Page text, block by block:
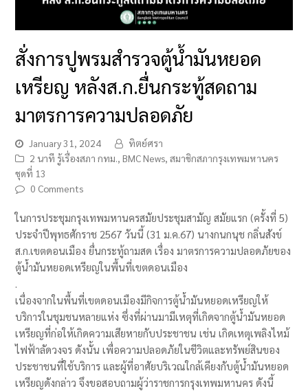
สั่งการปูพรมสำรวจตู้น้ำมันหยอด
เหรียญ หลังส.ก.ยื่นกระทู้สดถาม
มาตรการความปลอดภัย
January 31, 2024
ทิตย์ศรา
2 นาที รู้เรื่องสภา กทม., BMC News, สมาชิกสภากรุงเทพมหานคร
ชุดที่ 13
0 Comments
ในการประชุมกรุงเทพมหานครสมัยประชุมสามัญ สมัยแรก (ครั้งที่ 5)
ประจำปีพุทธศักราช 2567 วันนี้ (31 ม.ค.67) นางกนกนุช กลิ่นสังข์
ส.ก.เขตดอนเมือง ยื่นกระทู้ถามสด เรื่อง มาตรการความปลอดภัยของ
ตู้น้ำมันหยอดเหรียญในพื้นที่เขตดอนเมือง
เนื่องจากในพื้นที่เขตดอนเมืองมีกิจการตู้น้ำมันหยอดเหรียญให้
บริการในชุมชนหลายแห่ง ซึ่งที่ผ่านมามีเหตุที่เกิดจากตู้น้ำมันหยอด
เหรียญที่ก่อให้เกิดความเสียหายกับประชาชน เช่น เกิดเหตุเพลิงไหม้
ไฟฟ้าลัดวงจร ดังนั้น เพื่อความปลอดภัยในชีวิตและทรัพย์สินของ
ประชาชนที่ใช้บริการ และผู้ที่อาศัยบริเวณใกล้เคียงกับตู้น้ำมันหยอด
เหรียญดังกล่าว จึงขอสอบถามผู้ว่าราชการกรุงเทพมหานคร ดังนี้